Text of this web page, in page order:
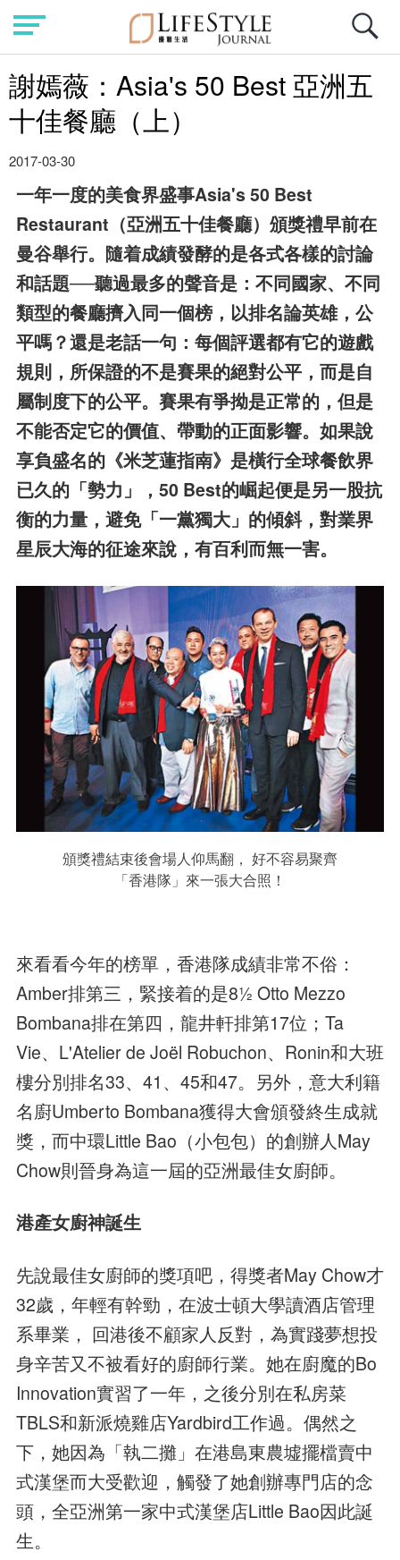
謝嫣薇：Asia's 50 Best 亞洲五
十佳餐廳（上）
2017-03-30
一年一度的美食界盛事Asia's 50 Best
Restaurant（亞洲五十佳餐廳）頒獎禮早前在
曼谷舉行。隨着成績發酵的是各式各樣的討論
和話題──聽過最多的聲音是：不同國家、不同
類型的餐廳擠入同一個榜，以排名論英雄，公
平嗎？還是老話一句：每個評選都有它的遊戲
規則，所保證的不是賽果的絕對公平，而是自
屬制度下的公平。賽果有爭拗是正常的，但是
不能否定它的價值、帶動的正面影響。如果說
享負盛名的《米芝蓮指南》是橫行全球餐飲界
已久的「勢力」，50 Best的崛起便是另一股抗
衡的力量，避免「一黨獨大」的傾斜，對業界
星辰大海的征途來說，有百利而無一害。
頒獎禮結束後會場人仰馬翻， 好不容易聚齊
「香港隊」來一張大合照！
來看看今年的榜單，香港隊成績非常不俗：
Amber排第三，緊接着的是8½ Otto Mezzo
Bombana排在第四，龍井軒排第17位；Ta
Vie、L'Atelier de Joël Robuchon、Ronin和大班
樓分別排名33、41、45和47。另外，意大利籍
名廚Umberto Bombana獲得大會頒發終生成就
獎，而中環Little Bao（小包包）的創辦人May
Chow則晉身為這一屆的亞洲最佳女廚師。
港產女廚神誕生
先說最佳女廚師的獎項吧，得獎者May Chow才
32歲，年輕有幹勁，在波士頓大學讀酒店管理
系畢業， 回港後不顧家人反對，為實踐夢想投
身辛苦又不被看好的廚師行業。她在廚魔的Bo
Innovation實習了一年，之後分別在私房菜
TBLS和新派燒雞店Yardbird工作過。偶然之
下，她因為「執二攤」在港島東農墟擺檔賣中
式漢堡而大受歡迎，觸發了她創辦專門店的念
頭，全亞洲第一家中式漢堡店Little Bao因此誕
生。